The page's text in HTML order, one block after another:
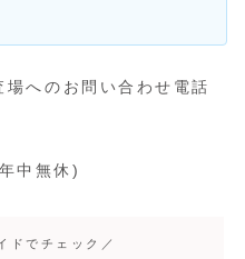
へのお問い合わせ電話
中無休)
ドでチェック／